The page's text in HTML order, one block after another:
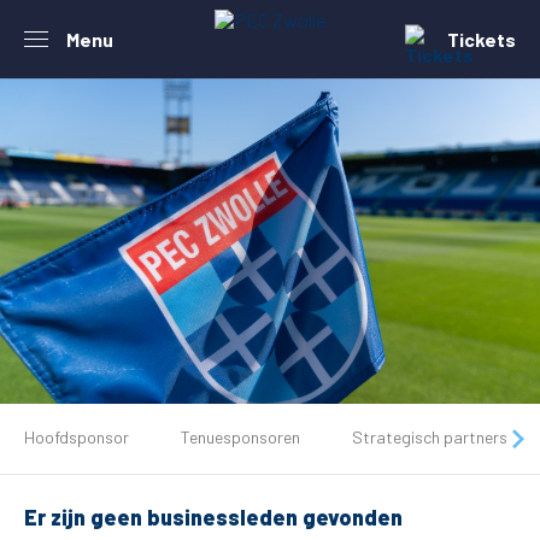
Menu Tickets
Tickets
Matchdays
Hoofdsponsor Tenuesponsoren Strategisch partners
Er zijn geen businessleden gevonden